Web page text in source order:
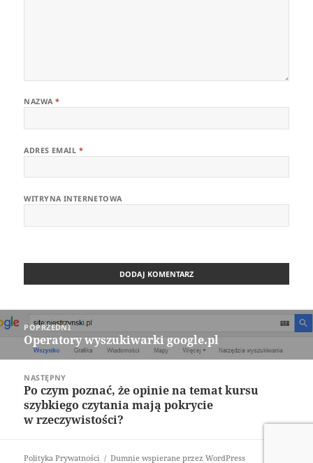
NAZWA*
ADRES EMAIL *
WITRYNA INTERNETOWA
Nawigacja
wpisuPOPRZEDNI
Poprzedni
wpis:
Operatory wyszukiwarki google.pl
NASTĘPNY
Następny
wpis:
Po czym poznać, że opinie na temat kursu
szybkiego czytania mają pokrycie
w rzeczywistości?
Polityka Prywatności Dumnie wspierane przez WordPress